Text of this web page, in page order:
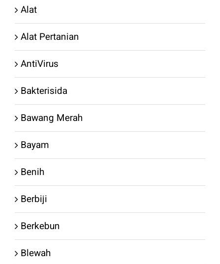
Alat
Alat Pertanian
AntiVirus
Bakterisida
Bawang Merah
Bayam
Benih
Berbiji
Berkebun
Blewah